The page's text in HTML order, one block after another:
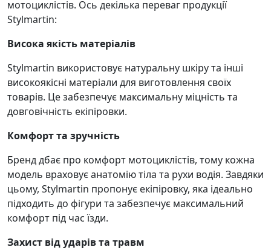
мотоциклістів. Ось декілька переваг продукції
Stylmartin:
Висока якість матеріалів
Stylmartin використовує натуральну шкіру та інші
високоякісні матеріали для виготовлення своїх
товарів. Це забезпечує максимальну міцність та
довговічність екіпіровки.
Комфорт та зручність
Бренд дбає про комфорт мотоциклістів, тому кожна
модель враховує анатомію тіла та рухи водія. Завдяки
цьому, Stylmartin пропонує екіпіровку, яка ідеально
підходить до фігури та забезпечує максимальний
комфорт під час їзди.
Захист від ударів та травм